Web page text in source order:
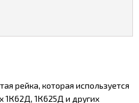
рейка, которая используется
1К62Д, 1К625Д и других